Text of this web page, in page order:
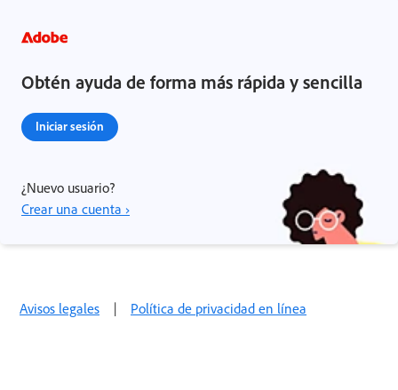
Obtén ayuda de forma más rápida y sencilla
Iniciar sesión
¿Nuevo usuario?
Crear una cuenta ›
Avisos legales | Política de privacidad en línea